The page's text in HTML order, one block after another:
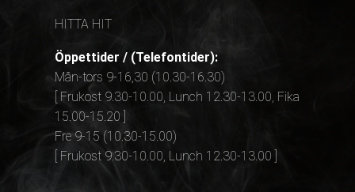
HITTA HIT
Öppettider / (Telefontider):
Mån-tors 9-16,30 (10.30-16.30)
[ Frukost 9.30-10.00, Lunch 12.30-13.00, Fika
15.00-15.20 ]
Fre 9-15 (10.30-15.00)
[ Frukost 9.30-10.00, Lunch 12.30-13.00 ]